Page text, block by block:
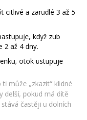
citlivé a zarudlé 3 až 5
když zub
2 až 4 dny.
otok ustupuje
může „zkazit“ klidné
delší, pokud má dítě
častěji u dolních